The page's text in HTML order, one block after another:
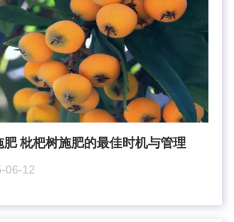
枇杷树施肥的最佳时机与管理
06-12